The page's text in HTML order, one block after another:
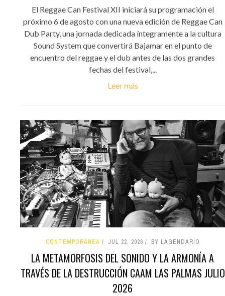
El Reggae Can Festival XII iniciará su programación el
próximo 6 de agosto con una nueva edición de Reggae Can
Dub Party, una jornada dedicada íntegramente a la cultura
Sound System que convertirá Bajamar en el punto de
encuentro del reggae y el dub antes de las dos grandes
fechas del festival,...
Leer más
CONTEMPORÁNEA JUL 22, 2026 BY LAGENDARIO
LA METAMORFOSIS DEL SONIDO Y LA ARMONÍA A
TRAVÉS DE LA DESTRUCCIÓN CAAM LAS PALMAS JULIO
2026